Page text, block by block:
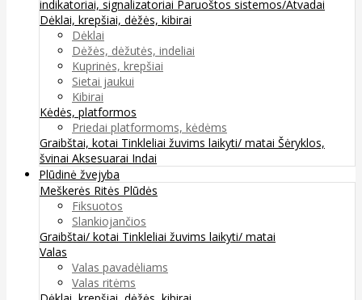
indikatoriai, signalizatoriai Paruoštos sistemos/Atvadai
Dėklai, krepšiai, dėžės, kibirai
Dėklai
Dėžės, dėžutės, indeliai
Kuprinės, krepšiai
Sietai jaukui
Kibirai
Kėdės, platformos
Priedai platformoms, kėdėms
Graibštai, kotai Tinkleliai žuvims laikyti/ matai Šėryklos,
švinai Aksesuarai Indai
Plūdinė žvejyba
Meškerės Ritės Plūdės
Fiksuotos
Slankiojančios
Graibštai/ kotai Tinkleliai žuvims laikyti/ matai
Valas
Valas pavadėliams
Valas ritėms